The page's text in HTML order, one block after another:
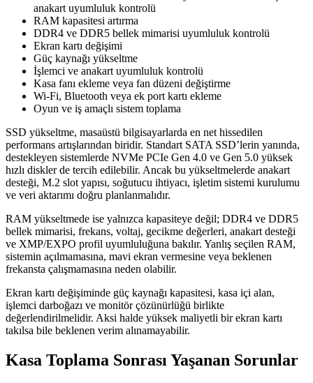
anakart uyumluluk kontrolü
RAM kapasitesi artırma
DDR4 ve DDR5 bellek mimarisi uyumluluk kontrolü
Ekran kartı değişimi
Güç kaynağı yükseltme
İşlemci ve anakart uyumluluk kontrolü
Kasa fanı ekleme veya fan düzeni değiştirme
Wi-Fi, Bluetooth veya ek port kartı ekleme
Oyun ve iş amaçlı sistem toplama
SSD yükseltme, masaüstü bilgisayarlarda en net hissedilen
performans artışlarından biridir. Standart SATA SSD’lerin yanında,
destekleyen sistemlerde NVMe PCIe Gen 4.0 ve Gen 5.0 yüksek
hızlı diskler de tercih edilebilir. Ancak bu yükseltmelerde anakart
desteği, M.2 slot yapısı, soğutucu ihtiyacı, işletim sistemi kurulumu
ve veri aktarımı doğru planlanmalıdır.
RAM yükseltmede ise yalnızca kapasiteye değil; DDR4 ve DDR5
bellek mimarisi, frekans, voltaj, gecikme değerleri, anakart desteği
ve XMP/EXPO profil uyumluluğuna bakılır. Yanlış seçilen RAM,
sistemin açılmamasına, mavi ekran vermesine veya beklenen
frekansta çalışmamasına neden olabilir.
Ekran kartı değişiminde güç kaynağı kapasitesi, kasa içi alan,
işlemci darboğazı ve monitör çözünürlüğü birlikte
değerlendirilmelidir. Aksi halde yüksek maliyetli bir ekran kartı
takılsa bile beklenen verim alınamayabilir.
Kasa Toplama Sonrası Yaşanan Sorunlar